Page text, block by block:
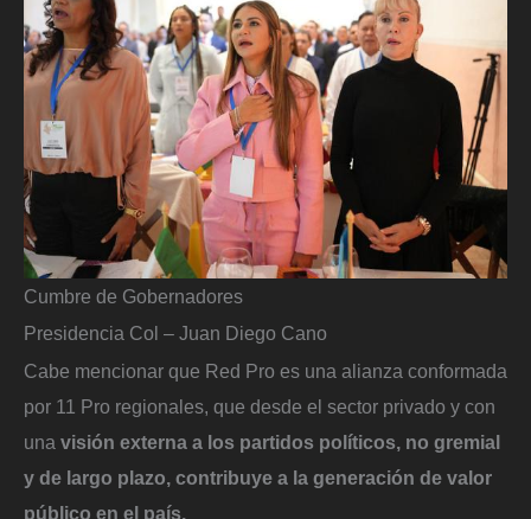
Cumbre de Gobernadores
Presidencia Col – Juan Diego Cano
Cabe mencionar que Red Pro es una alianza conformada
por 11 Pro regionales, que desde el sector privado y con
una visión externa a los partidos políticos, no gremial
y de largo plazo, contribuye a la generación de valor
público en el país.